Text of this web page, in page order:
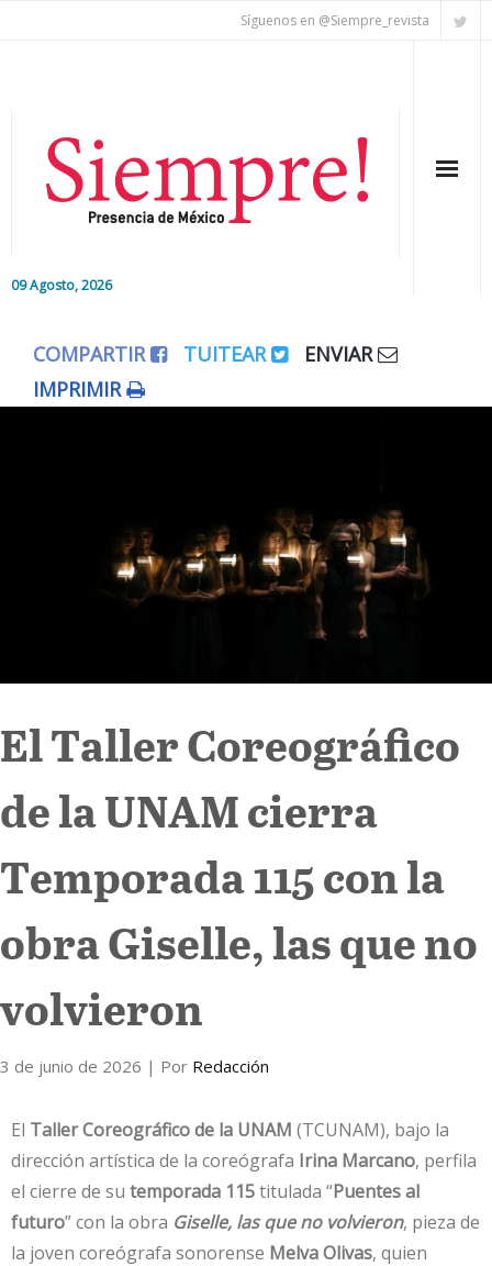
Síguenos en @Siempre_revista
09 Agosto, 2026
Editorial
Internacional
COMPARTIR TUITEAR
ENVIAR
IMPRIMIR
El Taller Coreográfico
de la UNAM cierra
Temporada 115 con la
obra Giselle, las que no
volvieron
3 de junio de 2026 | Por Redacción
El Taller Coreográfico de la UNAM (TCUNAM), bajo la
dirección artística de la coreógrafa Irina Marcano, perfila
el cierre de su temporada 115titulada “Puentes al
futuro” con la obra Giselle, las que no volvieron, pieza de
la joven coreógrafa sonorense Melva Olivas, quien